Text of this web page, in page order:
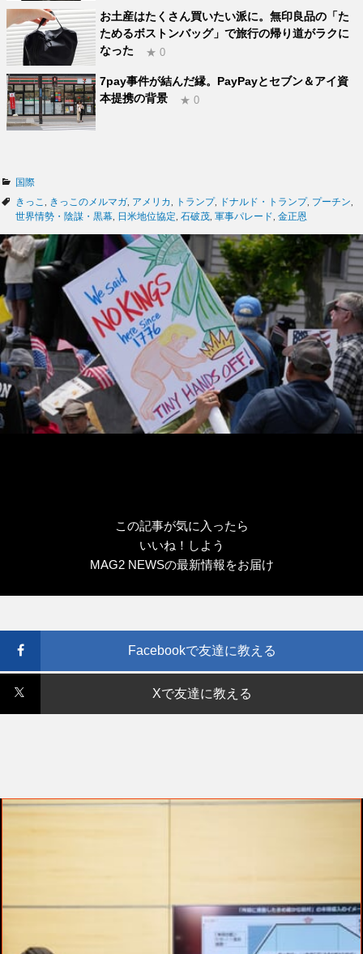
お土産はたくさん買いたい派に。無印良品の「た
ためるボストンバッグ」で旅行の帰り道がラクに
なった
★ 0
7pay事件が結んだ縁。PayPayとセブン＆アイ資
本提携の背景
★ 0
カ
テ
ゴ
ー
国際
タ
グ
きっこ きっこのメルマガ アメリカ トランプ, ドナルド・トランプ, プーチン
世界情勢・陰謀・黒幕
日米地位協定 石破茂 軍事パレード 金正恩
この記事が気に入ったら
いいね！しよう
MAG2 NEWSの最新情報をお届け
Facebookで友達に教える
Xで友達に教える